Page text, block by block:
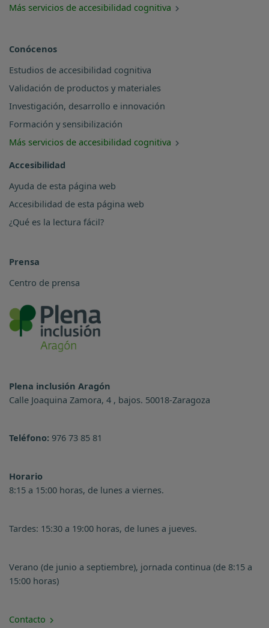
Más servicios de accesibilidad cognitiva
Conócenos
Estudios de accesibilidad cognitiva
Validación de productos y materiales
Investigación, desarrollo e innovación
Formación y sensibilización
Más servicios de accesibilidad cognitiva
Accesibilidad
Ayuda de esta página web
Accesibilidad de esta página web
¿Qué es la lectura fácil?
Prensa
Centro de prensa
Plena inclusión Aragón
Calle Joaquina Zamora, 4 , bajos. 50018-Zaragoza
Teléfono: 976 73 85 81
Horario
8:15 a 15:00 horas, de lunes a viernes.
Tardes: 15:30 a 19:00 horas, de lunes a jueves.
Verano (de junio a septiembre), jornada continua (de 8:15 a
15:00 horas)
Contacto